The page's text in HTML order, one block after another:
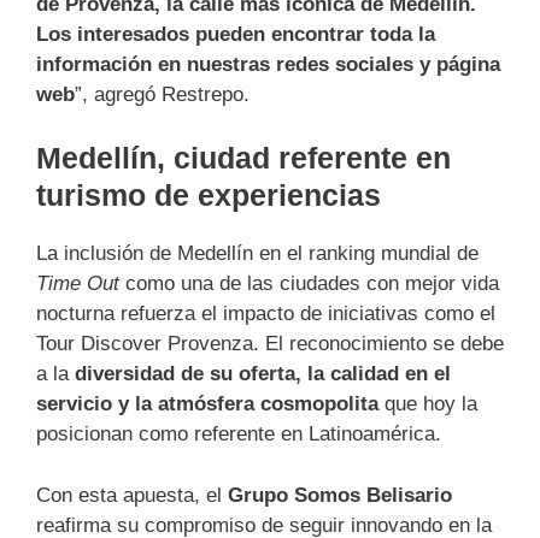
Los interesados pueden encontrar toda la
información en nuestras redes sociales y página
web”, agregó Restrepo.
Medellín, ciudad referente en
turismo de experiencias
La inclusión de Medellín en el ranking mundial de
Time Outcomo una de las ciudades con mejor vida
nocturna refuerza el impacto de iniciativas como el
Tour Discover Provenza. El reconocimiento se debe
a la diversidad de su oferta, la calidad en el
servicio y la atmósfera cosmopolitaque hoy la
posicionan como referente en Latinoamérica.
Con esta apuesta, el Grupo Somos Belisario
reafirma su compromiso de seguir innovando en la